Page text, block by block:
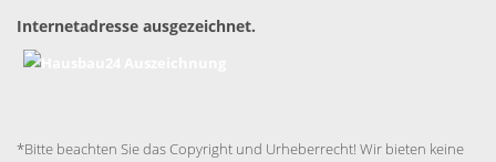
Internetadresse ausgezeichnet.
*Bitte beachten Sie das Copyright und Urheberrecht! Wir bieten keine